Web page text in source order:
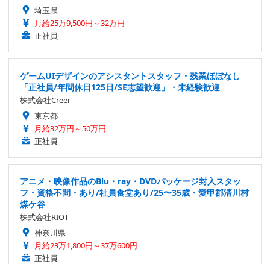
埼玉県
月給25万9,500円～32万円
正社員
ゲームUIデザインのアシスタントスタッフ・残業ほぼなし
「正社員/年間休日125日/SE志望歓迎」・未経験歓迎
株式会社Creer
東京都
月給32万円～50万円
正社員
アニメ・映像作品のBlu・ray・DVDパッケージ封入スタッ
フ・資格不問・あり/社員食堂あり/25〜35歳・愛甲郡清川村
煤ケ谷
株式会社RIOT
神奈川県
月給23万1,800円～37万600円
正社員